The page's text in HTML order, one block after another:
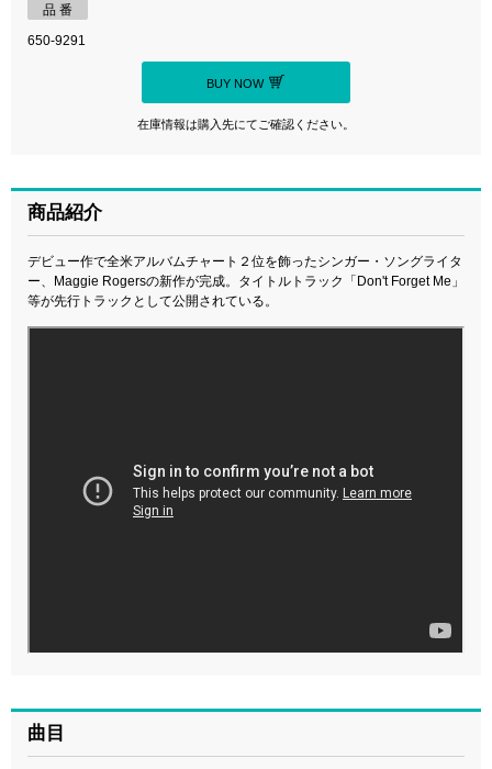
品 番
650-9291
BUY NOW
在庫情報は購入先にてご確認ください。
商品紹介
デビュー作で全米アルバムチャート２位を飾ったシンガー・ソングライタ
ー、Maggie Rogersの新作が完成。タイトルトラック「Don't Forget Me」
等が先行トラックとして公開されている。
曲目